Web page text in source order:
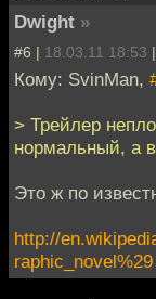
Dwight »
#6 | 18.03.11 18:53 |
Кому: SvinMan,
> Трейлер
нормальный, а
Это ж по
http://
raphic_novel%29